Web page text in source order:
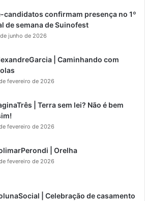
candidatos confirmam presença no 1º
de semana de Suinofest
junho de 2026
| Caminhando com
fevereiro de 2026
| Terra sem lei? Não é bem
fevereiro de 2026
| Orelha
fevereiro de 2026
| Celebração de casamento